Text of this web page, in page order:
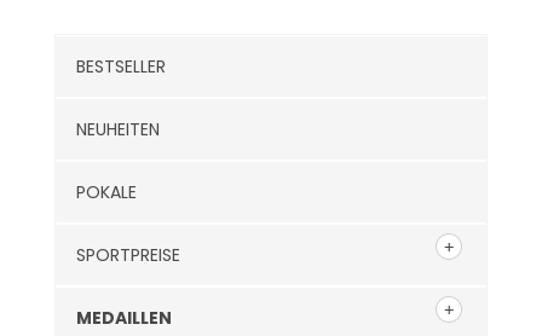
BESTSELLER
NEUHEITEN
POKALE
SPORTPREISE
MEDAILLEN